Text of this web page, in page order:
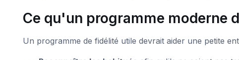
Ce qu'un programme moderne
Un programme de fidélité utile devrait aider une petite